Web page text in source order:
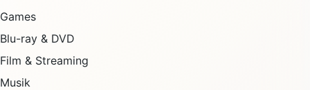
Games
Blu-ray & DVD
Film & Streaming
Musik